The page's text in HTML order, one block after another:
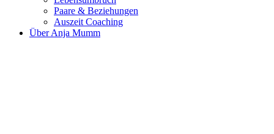
Paare & Beziehungen
Auszeit Coaching
Über Anja Mumm